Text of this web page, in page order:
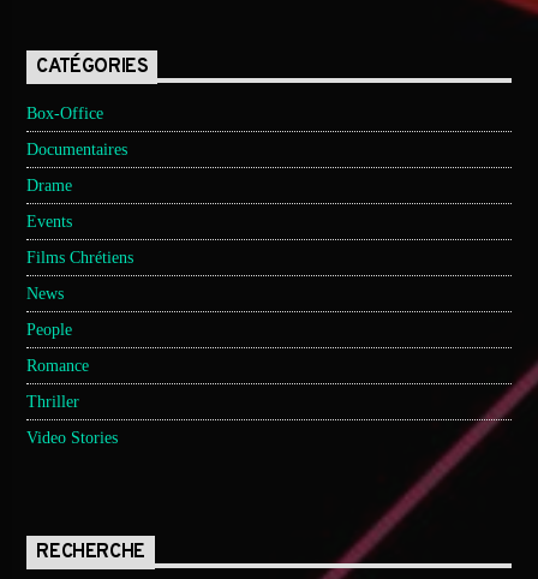
CATÉGORIES
Box-Office
Documentaires
Drame
Events
Films Chrétiens
News
People
Romance
Thriller
Video Stories
RECHERCHE